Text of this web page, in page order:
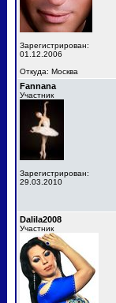
Зарегистрирован:
01.12.2006
Откуда: Москва
Fannana
Участник
Зарегистрирован:
29.03.2010
Dalila2008
Участник